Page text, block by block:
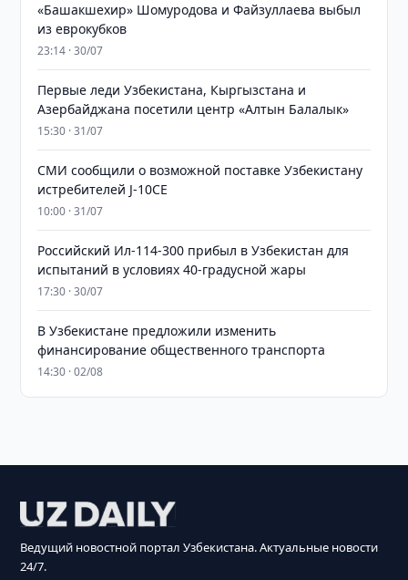
«Башакшехир» Шомуродова и Файзуллаева выбыл
из еврокубков
23:14 · 30/07
Первые леди Узбекистана, Кыргызстана и
Азербайджана посетили центр «Алтын Балалык»
15:30 · 31/07
СМИ сообщили о возможной поставке Узбекистану
истребителей J-10CE
10:00 · 31/07
Российский Ил-114-300 прибыл в Узбекистан для
испытаний в условиях 40-градусной жары
17:30 · 30/07
В Узбекистане предложили изменить
финансирование общественного транспорта
14:30 · 02/08
Ведущий новостной портал Узбекистана. Актуальные новости
24/7.